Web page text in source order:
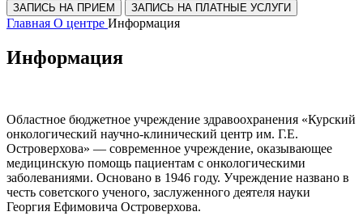
ЗАПИСЬ НА ПРИЕМ ЗАПИСЬ НА ПЛАТНЫЕ УСЛУГИ
Главная О центре Информация
Информация
Областное бюджетное учреждение здравоохранения «Курский
онкологический научно-клинический центр им. Г.Е.
Островерхова» — современное учреждение, оказывающее
медицинскую помощь пациентам с онкологическими
заболеваниями. Основано в 1946 году. Учреждение названо в
честь советского ученого, заслуженного деятеля науки
Георгия Ефимовича Островерхова.